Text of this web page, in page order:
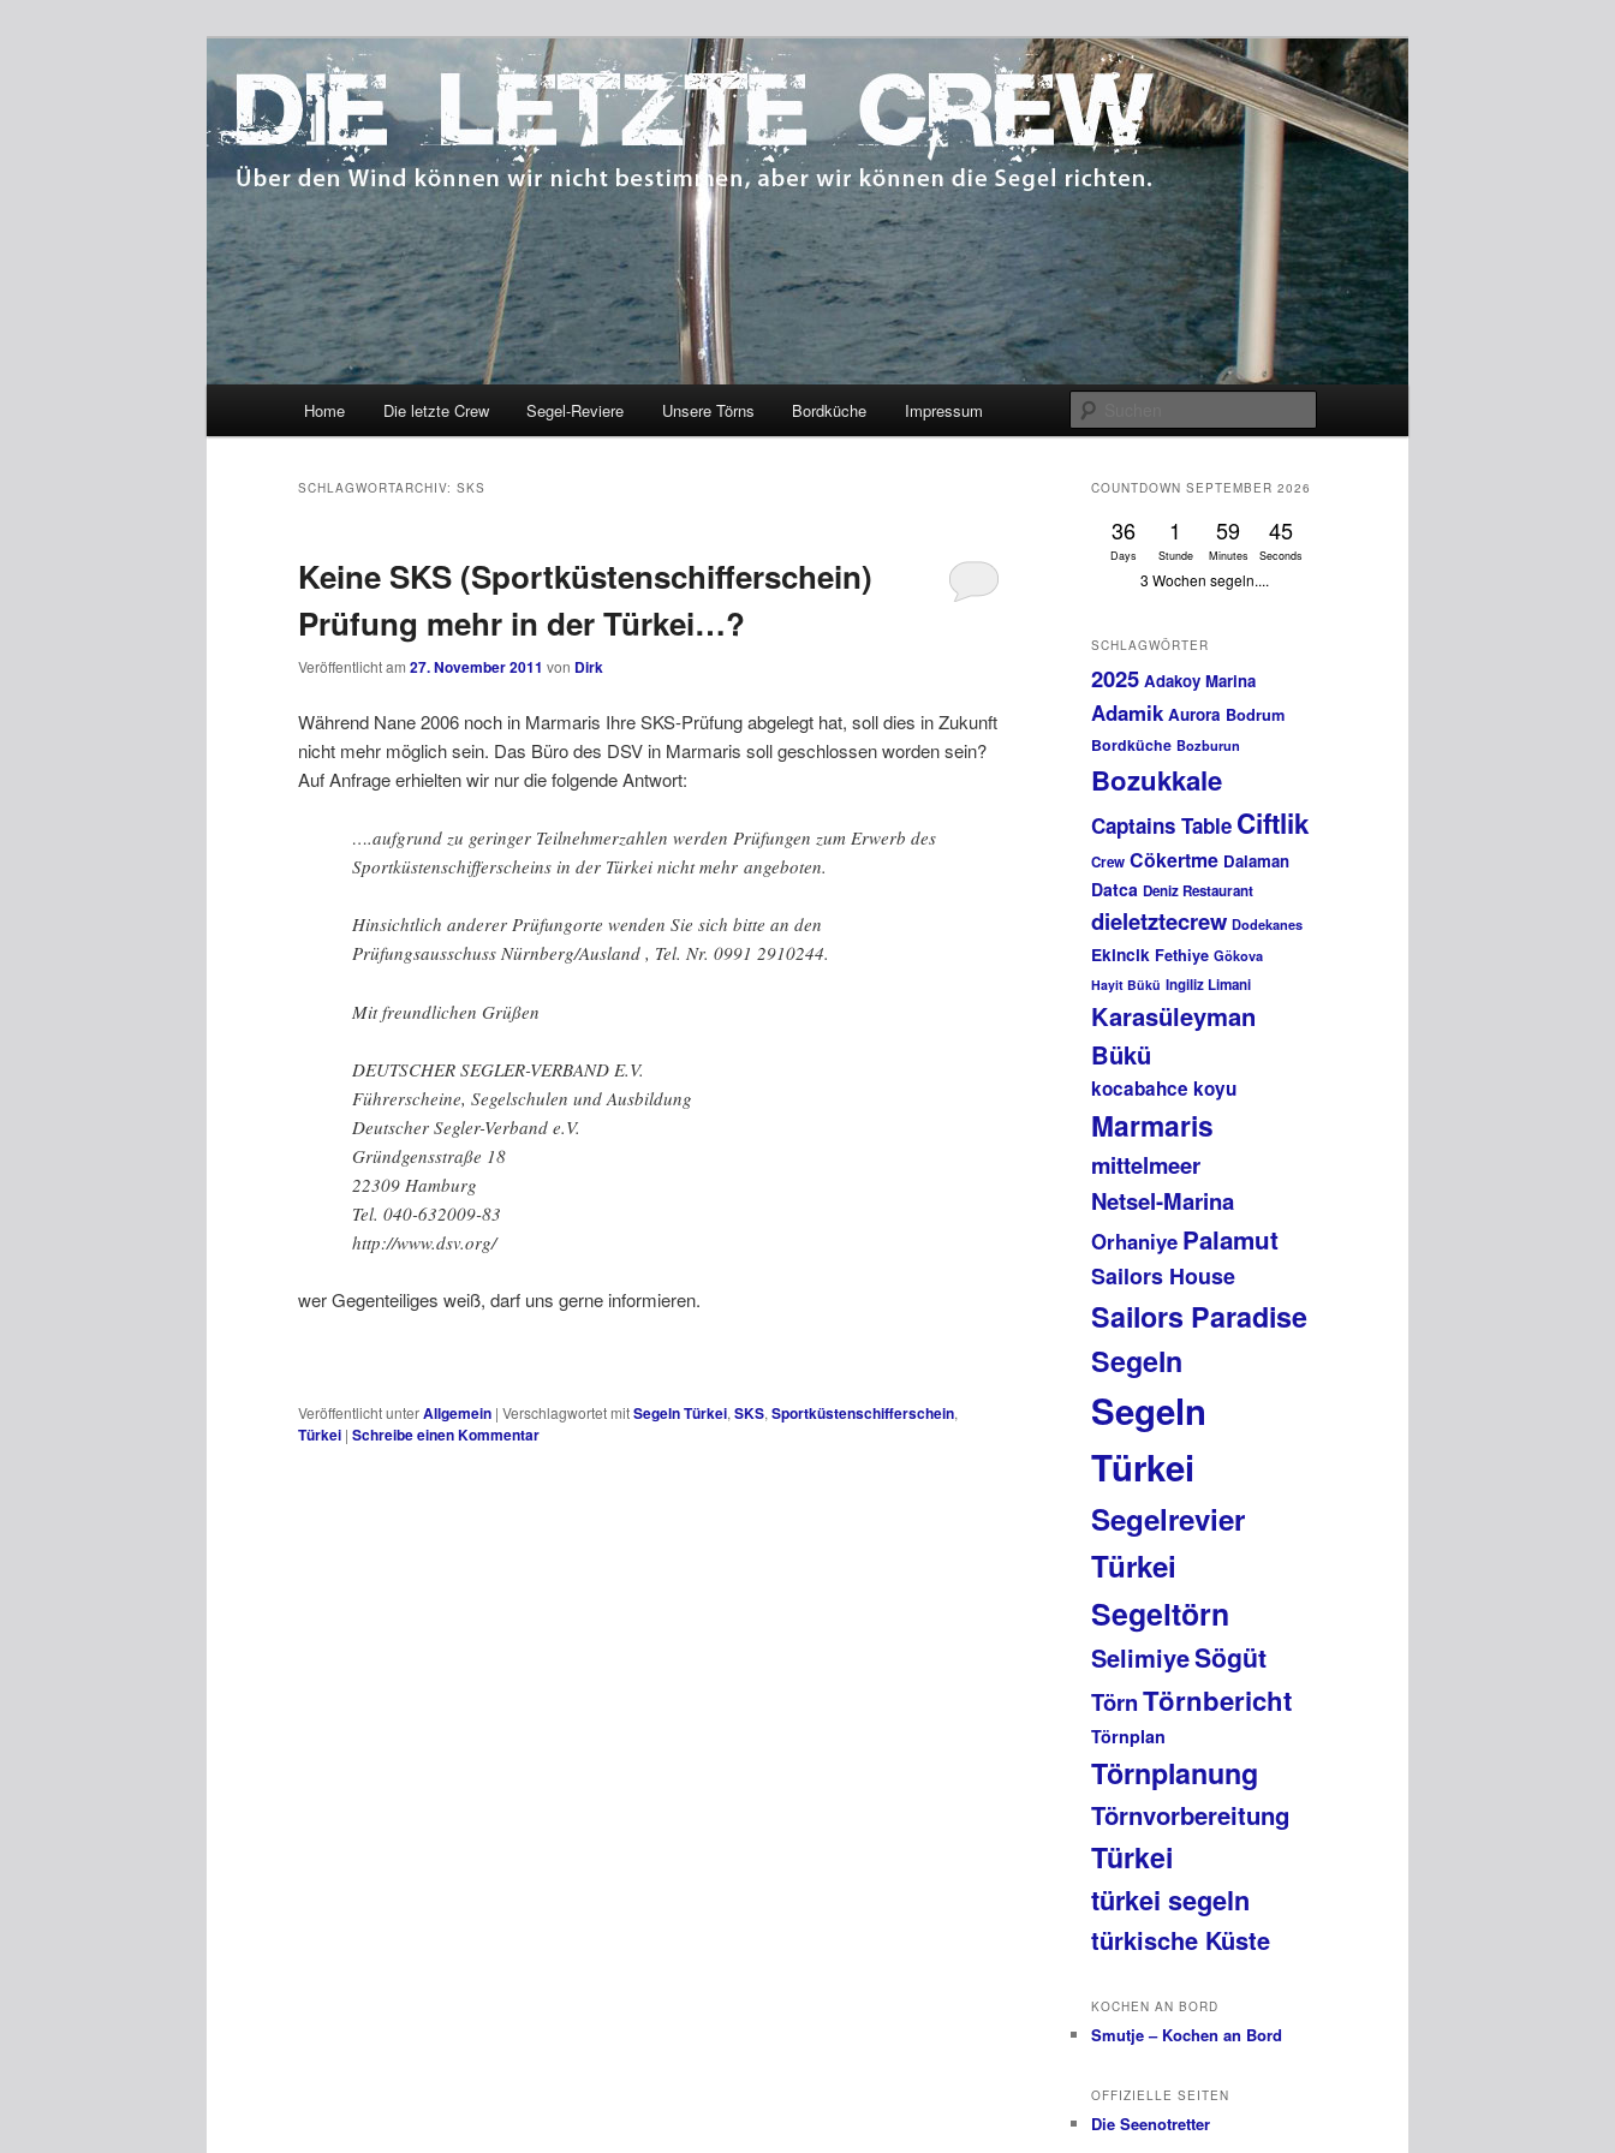
DIE LETZTE CREW
Über den Wind können wir nicht bestimmen, aber wir können die Segel richten.
Home Die letzte Crew Segel-Reviere Unsere Törns Bordküche Impressum
SCHLAGWORTARCHIV: SKS
Keine SKS (Sportküstenschifferschein)
Prüfung mehr in der Türkei…?
Veröffentlicht am 27. November 2011 von Dirk
Während Nane 2006 noch in Marmaris Ihre SKS-Prüfung abgelegt hat, soll dies in Zukunft
nicht mehr möglich sein. Das Büro des DSV in Marmaris soll geschlossen worden sein?
Auf Anfrage erhielten wir nur die folgende Antwort:
….aufgrund zu geringer Teilnehmerzahlen werden Prüfungen zum Erwerb des
Sportküstenschifferscheins in der Türkei nicht mehr angeboten.
Hinsichtlich anderer Prüfungorte wenden Sie sich bitte an den
Prüfungsausschuss Nürnberg/Ausland , Tel. Nr. 0991 2910244.
Mit freundlichen Grüßen
DEUTSCHER SEGLER-VERBAND E.V.
Führerscheine, Segelschulen und Ausbildung
Deutscher Segler-Verband e.V.
Gründgensstraße 18
22309 Hamburg
Tel. 040-632009-83
http://www.dsv.org/
wer Gegenteiliges weiß, darf uns gerne informieren.
Veröffentlicht unterAllgemein | Verschlagwortet mitSegeln Türkei, SKS, Sportküstenschifferschein,
Türkei | Schreibe einen Kommentar
COUNTDOWN SEPTEMBER 2026
36
Days
1
Stunde
59
Minutes
44
Seconds
3 Wochen segeln....
SCHLAGWÖRTER
2025 Adakoy Marina
Adamik Aurora Bodrum
Bordküche Bozburun
Bozukkale
Captains Table Ciftlik
Crew Cökertme Dalaman
Datca Deniz Restaurant
dieletztecrew Dodekanes
Ekincik Fethiye Gökova
Hayit Bükü Ingiliz Limani
Karasüleyman
Bükü
kocabahce koyu
Marmaris
mittelmeer
Netsel-Marina
Orhaniye Palamut
Sailors House
Sailors Paradise
Segeln
Segeln
Türkei
Segelrevier
Türkei
Segeltörn
SelimiyeSögüt
TörnTörnbericht
Törnplan
Törnplanung
Törnvorbereitung
Türkei
türkei segeln
türkische Küste
KOCHEN AN BORD
Smutje – Kochen an Bord
OFFIZIELLE SEITEN
Die Seenotretter